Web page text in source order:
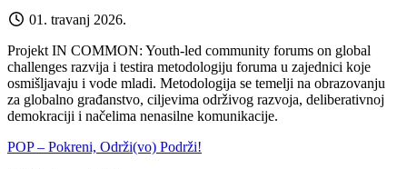
01. travanj 2026.
Projekt IN COMMON: Youth-led community forums on global
challenges razvija i testira metodologiju foruma u zajednici koje
osmišljavaju i vode mladi. Metodologija se temelji na obrazovanju
za globalno građanstvo, ciljevima održivog razvoja, deliberativnoj
demokraciji i načelima nenasilne komunikacije.
POP – Pokreni, Održi(vo) Podrži!